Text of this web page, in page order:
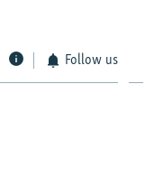
Follow us